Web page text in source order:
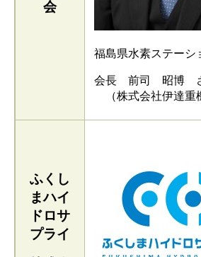
会
福島県水素ステー
会長 前司 昭博
（株式会社伊達重
ふくし
まハイ
ドロサ
プライ